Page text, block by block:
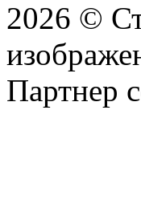
2026 ©
Партнер